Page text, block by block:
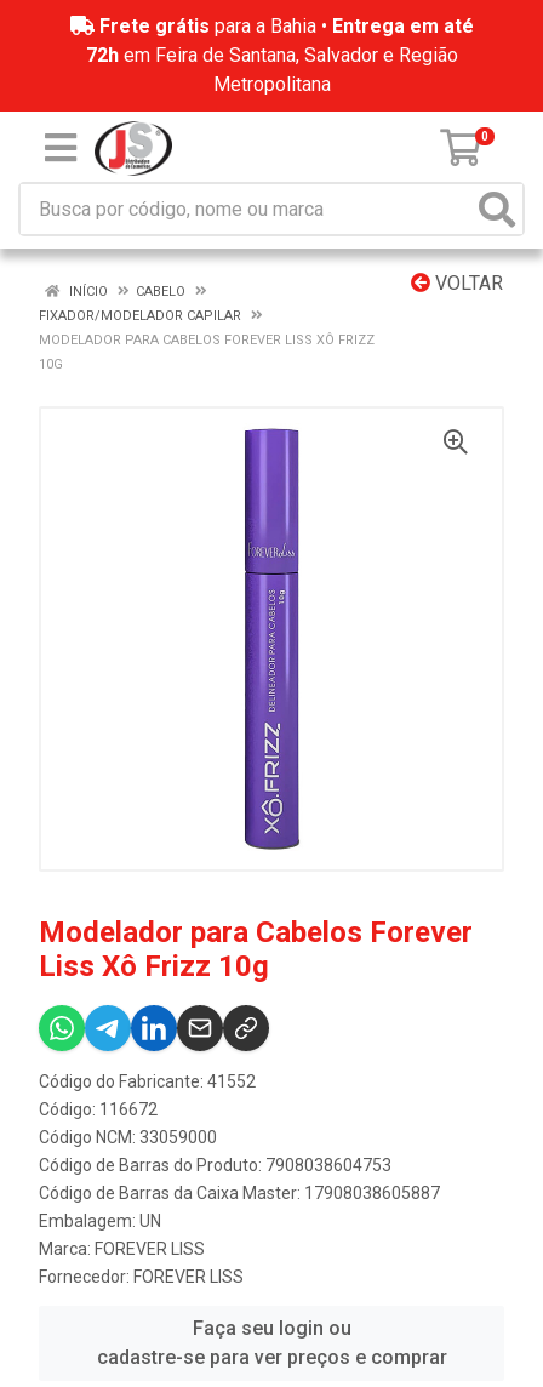
Frete grátis para a Bahia • Entrega em até
72hem Feira de Santana, Salvador e Região
Metropolitana
0
VOLTAR
INÍCIO
CABELO
FIXADOR/MODELADOR CAPILAR
MODELADOR PARA CABELOS FOREVER LISS XÔ FRIZZ
10G
Modelador para Cabelos Forever
Liss Xô Frizz 10g
Código do Fabricante: 41552
Código: 116672
Código NCM: 33059000
Código de Barras do Produto: 7908038604753
Código de Barras da Caixa Master: 17908038605887
Embalagem: UN
Marca: FOREVER LISS
Fornecedor: FOREVER LISS
Faça seu login ou
cadastre-se para ver preços e comprar